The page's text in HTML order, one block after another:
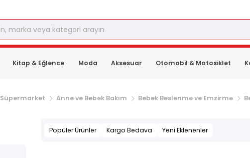
Kitap & Eğlence Moda Aksesuar Otomobil & Motosiklet
Süpermarket Anne ve Bebek Bakım Bebek Beslenme ve Emzirme
Popüler Ürünler Kargo Bedava Yeni Eklenenler